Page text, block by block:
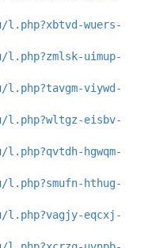
wuers-
uimup-
viywd-
l.php?wltgz-eisbv-
hgwqm-
hthug-
l.php?vagjy-eqcxj-